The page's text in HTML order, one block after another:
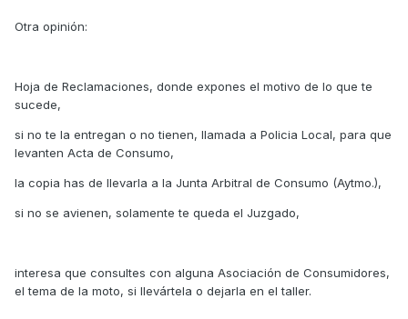
Otra opinión:
Hoja de Reclamaciones, donde expones el motivo de lo que te
sucede,
si no te la entregan o no tienen, llamada a Policia Local, para que
levanten Acta de Consumo,
la copia has de llevarla a la Junta Arbitral de Consumo (Aytmo.),
si no se avienen, solamente te queda el Juzgado,
interesa que consultes con alguna Asociación de Consumidores,
el tema de la moto, si llevártela o dejarla en el taller.